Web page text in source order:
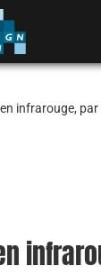
infrarouge, par